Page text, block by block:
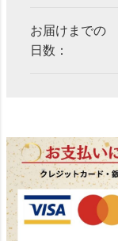
お届けまでの
日数：